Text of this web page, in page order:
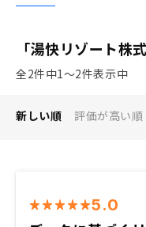
「湯快リゾート株
全2件中1〜2件表示中
新しい順 評価が高い順
5.0